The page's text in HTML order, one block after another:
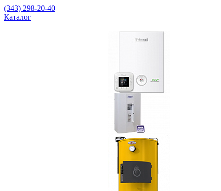
(343) 298-20-40
Каталог